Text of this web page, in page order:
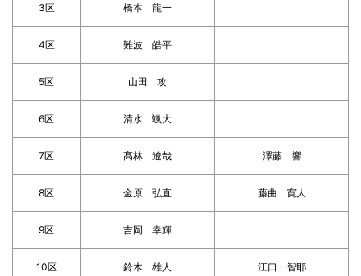
3区 橋本 龍一
4区 難波 皓平
5区 山田 攻
6区 清水 颯大
7区 髙林 遼哉 澤藤 響
8区 金原 弘直 藤曲 寛人
9区 吉岡 幸輝
10区 鈴木 雄人 江口 智耶